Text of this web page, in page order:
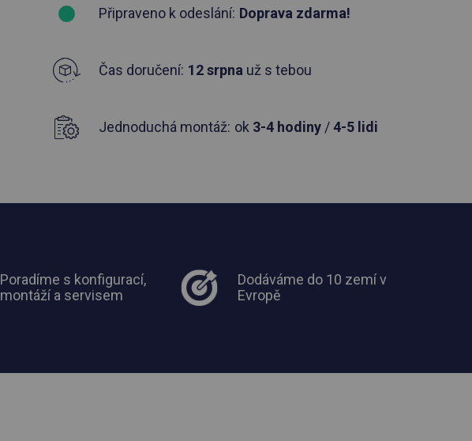
Připraveno k odeslání: Doprava zdarma!
Čas doručení: 12 srpna už s tebou
Jednoduchá montáž: ok 3-4 hodiny/4-5 lidi
Poradíme s konfigurací,
montáží a servisem
Dodáváme do 10 zemí v
Evropě